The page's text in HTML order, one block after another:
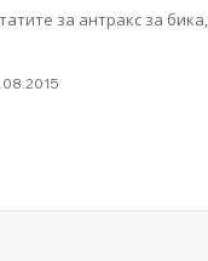
за антракс за